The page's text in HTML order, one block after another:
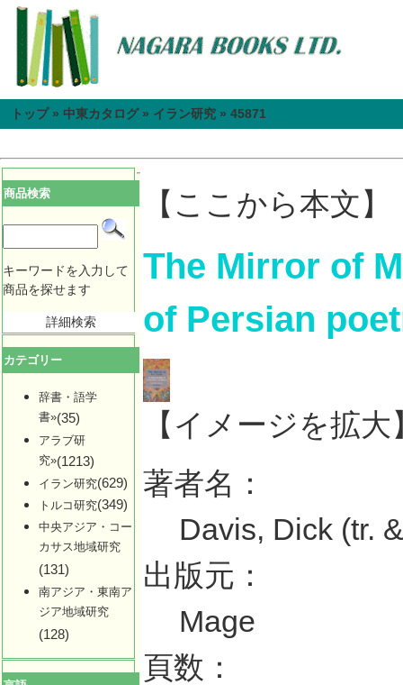
トップ» 中東カタログ» イラン研究 » 45871
商品検索
キーワードを入力して
商品を探せます
詳細検索
カテゴリー
辞書・語学
書»(35)
アラブ研
究»(1213)
イラン研究(629)
トルコ研究(349)
中央アジア・コー
カサス地域研究
(131)
南アジア・東南ア
ジア地域研究
(128)
【ここから本文】
The Mirror of
of Persian
【イメージを拡大
著者名：
Davis, Dick (tr.
出版元：
Mage
頁数：